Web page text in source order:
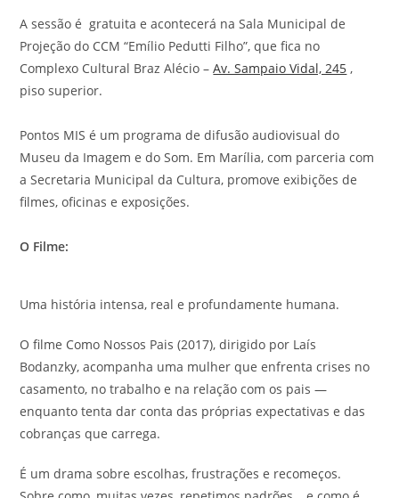
A sessão é gratuita e acontecerá na Sala Municipal de
Projeção do CCM “Emílio Pedutti Filho”, que fica no
Complexo Cultural Braz Alécio –Av. Sampaio Vidal, 245 ,
piso superior.
Pontos MIS é um programa de difusão audiovisual do
Museu da Imagem e do Som. Em Marília, com parceria com
a Secretaria Municipal da Cultura, promove exibições de
filmes, oficinas e exposições.
O Filme:
Uma história intensa, real e profundamente humana.
O filme Como Nossos Pais (2017), dirigido por Laís
Bodanzky, acompanha uma mulher que enfrenta crises no
casamento, no trabalho e na relação com os pais —
enquanto tenta dar conta das próprias expectativas e das
cobranças que carrega.
É um drama sobre escolhas, frustrações e recomeços.